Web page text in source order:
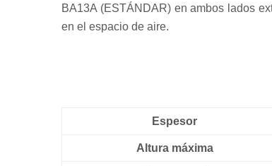
BA13A (ESTÁNDAR) en ambos lados
en el espacio de aire.
Espesor
Altura máxima